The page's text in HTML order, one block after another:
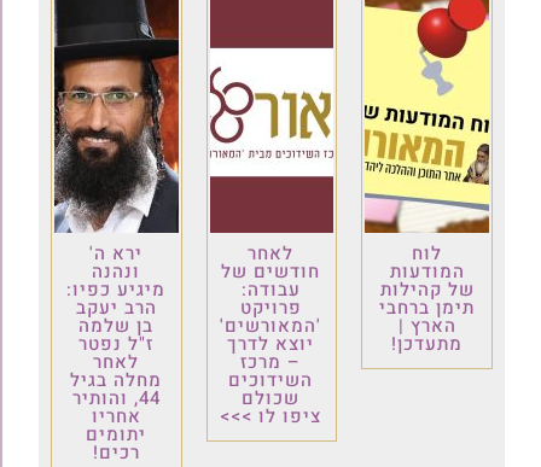
לוח
המודעות
של קהילות
תימן ברחבי
הארץ |
מתעדכן!
לאחר
חודשים של
עבודה:
פרויקט
'המאורשים'
יוצא לדרך
– מרכז
השידוכים
שכולם
ציפו לו >>>
ירא ה'
ונהנה
מיגיע כפיו:
הרב יעקב
בן שלמה
ז"ל נפטר
לאחר
מחלה בגיל
44, והותיר
אחריו
יתומים
רכים!